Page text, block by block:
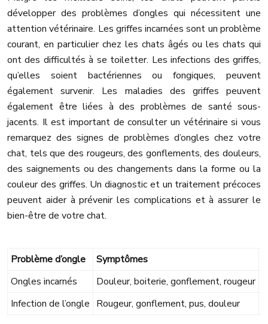
développer des problèmes d’ongles qui nécessitent une
attention vétérinaire. Les griffes incarnées sont un problème
courant, en particulier chez les chats âgés ou les chats qui
ont des difficultés à se toiletter. Les infections des griffes,
qu’elles soient bactériennes ou fongiques, peuvent
également survenir. Les maladies des griffes peuvent
également être liées à des problèmes de santé sous-
jacents. Il est important de consulter un vétérinaire si vous
remarquez des signes de problèmes d’ongles chez votre
chat, tels que des rougeurs, des gonflements, des douleurs,
des saignements ou des changements dans la forme ou la
couleur des griffes. Un diagnostic et un traitement précoces
peuvent aider à prévenir les complications et à assurer le
bien-être de votre chat.
Problème d’ongle Symptômes
Ongles incarnés
Douleur, boiterie, gonflement, rougeur
Infection de l’ongle Rougeur, gonflement, pus, douleur